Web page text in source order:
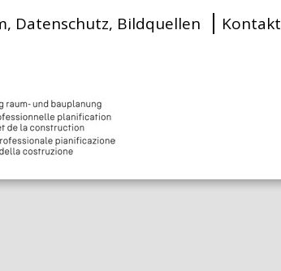
Datenschutz, Bildquellen Kontakt